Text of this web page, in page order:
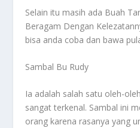
Selain itu masih ada Buah
Beragam Dengan
bisa anda coba dan bawa
Sambal Bu Rudy
Ia adalah salah satu oleh-
sangat terkenal. Sambal ini
orang karena rasanya yang